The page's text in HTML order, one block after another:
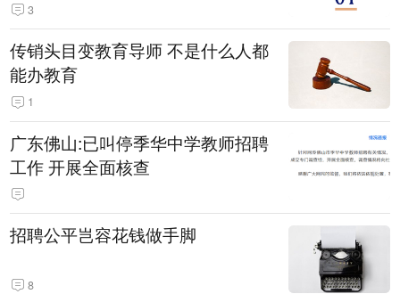
3
传销头目变教育导师 不是什么人都
能办教育
1
广东佛山:已叫停季华中学教师招聘
工作 开展全面核查
招聘公平岂容花钱做手脚
8